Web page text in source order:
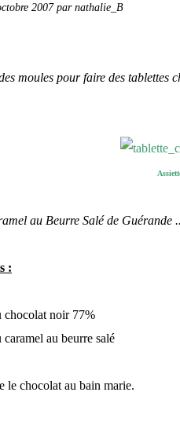
2007par nathalie_B
moules pour faire des tablettes
au Beurre Salé de Guérande
:
noir 77%
au beurre salé
le chocolat au bain marie.